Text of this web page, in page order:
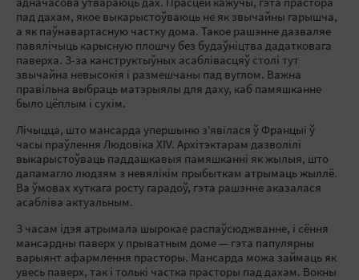
адначасова ўтвараюць дах. Прасцей кажучы, гэта прастора
пад дахам, якое выкарыстоўваюць не як звычайны гарышча,
а як паўнавартасную частку дома. Такое рашэнне дазваляе
павялічыць карысную плошчу без будаўніцтва дадатковага
паверха. З-за канструктыўных асаблівасцяў столі тут
звычайна невысокія і размешчаны пад вуглом. Важна
правільна выбраць матэрыялы для даху, каб памяшканне
было цёплым і сухім.
Лічыцца, што мансарда упершыню з'явілася ў Францыі ў
часы праўлення Людовіка XIV. Архітэктарам дазволілі
выкарыстоўваць паддашкавыя памяшканні як жылыя, што
дапамагло людзям з невялікім прыбыткам атрымаць жыллё.
Ва ўмовах хуткага росту гарадоў, гэта рашэнне аказалася
асабліва актуальным.
З часам ідэя атрымала шырокае распаўсюджванне, і сёння
мансардны паверх у прыватным доме — гэта папулярны
варыянт афармлення прасторы. Мансарда можа займаць як
увесь паверх, так і толькі частка прасторы пад дахам. Вокны